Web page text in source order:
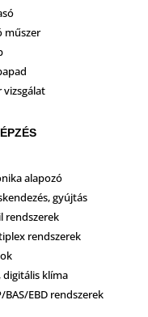
műszer
vizsgálat
alapozó
gyújtás
rendszerek
rendszerek
digitális klíma
BAS/EBD rendszerek